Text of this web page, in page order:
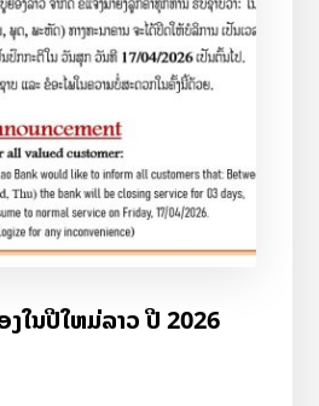
ງໃນປີໃຫມ່ລາວ ປີ 2026